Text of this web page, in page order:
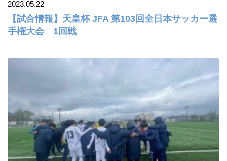
2023.05.22
【試合情報】天皇杯 JFA 第103回全日本サッカー選
手権大会 1回戦